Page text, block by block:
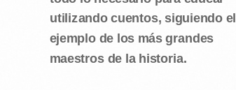
utilizando cuentos, siguiendo el
ejemplo de los más grandes
maestros de la historia.